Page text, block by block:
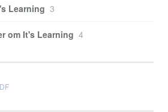
Learning 3
om It's Learning 4